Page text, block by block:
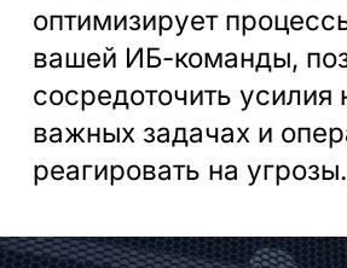
оптимизирует
вашей ИБ-команды,
сосредоточить усилия
важных задачах и
реагировать на угрозы.